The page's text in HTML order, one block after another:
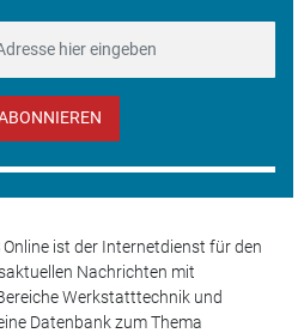
Online ist der Internetdienst für den
Nachrichten mit
Werkstatttechnik und
Datenbank zum Thema